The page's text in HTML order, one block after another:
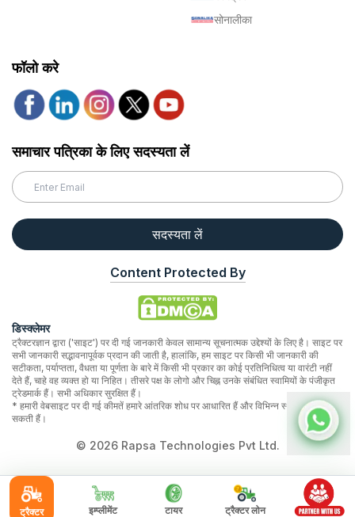
ट्रैक्टर इम्प्लीमेंट टायर ट्रैक्टर लोन
सोनालीका
फॉलो करे
समाचार पत्रिका के लिए सदस्यता लें
सदस्यता लें
Content Protected By
डिस्क्लेमर
ट्रैक्टरज्ञान द्वारा ('साइट') पर दी गई जानकारी केवल सामान्य सूचनात्मक उद्देश्यों के लिए है। साइट पर
सभी जानकारी सद्भावनापूर्वक प्रदान की जाती है, हालांकि, हम साइट पर किसी भी जानकारी की
सटीकता, पर्याप्तता, वैधता या पूर्णता के बारे में किसी भी प्रकार का कोई प्रतिनिधित्व या वारंटी नहीं
देते हैं, चाहे वह व्यक्त हो या निहित। तीसरे पक्ष के लोगो और चिह्न उनके संबंधित स्वामियों के पंजीकृत
ट्रेडमार्क हैं। सभी अधिकार सुरक्षित हैं।
* हमारी वेबसाइट पर दी गई कीमतें हमारे आंतरिक शोध पर आधारित हैं और विभिन्न स्थानों पर भिन्न हो
सकती हैं।
© 2026Rapsa Technologies Pvt Ltd.